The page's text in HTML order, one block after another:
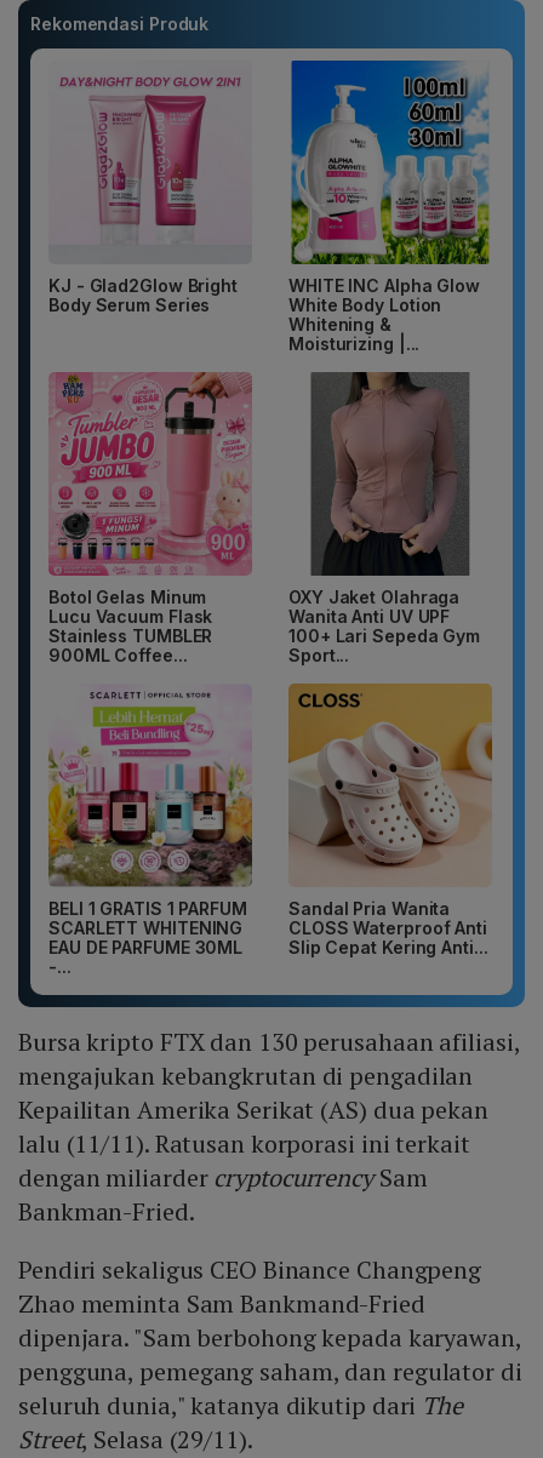
Rekomendasi Produk
KJ - Glad2Glow Bright
Body Serum Series
WHITE INC Alpha Glow
White Body Lotion
Whitening &
Moisturizing |...
Botol Gelas Minum
Lucu Vacuum Flask
Stainless TUMBLER
900ML Coffee...
OXY Jaket Olahraga
Wanita Anti UV UPF
100+ Lari Sepeda Gym
Sport...
BELI 1 GRATIS 1 PARFUM
SCARLETT WHITENING
EAU DE PARFUME 30ML
-...
Sandal Pria Wanita
CLOSS Waterproof Anti
Slip Cepat Kering Anti...
Bursa kripto FTX dan 130 perusahaan afiliasi,
mengajukan kebangkrutan di pengadilan
Kepailitan Amerika Serikat (AS) dua pekan
lalu (11/11). Ratusan korporasi ini terkait
dengan miliarder cryptocurrencySam
Bankman-Fried.
Pendiri sekaligus CEO Binance Changpeng
Zhao meminta Sam Bankmand-Fried
dipenjara. "Sam berbohong kepada karyawan,
pengguna, pemegang saham, dan regulator di
seluruh dunia," katanya dikutip dari The
Street, Selasa (29/11).